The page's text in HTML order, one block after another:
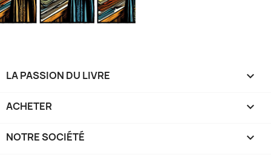
LA PASSION DU LIVRE 
ACHETER 
NOTRE SOCIÉTÉ 